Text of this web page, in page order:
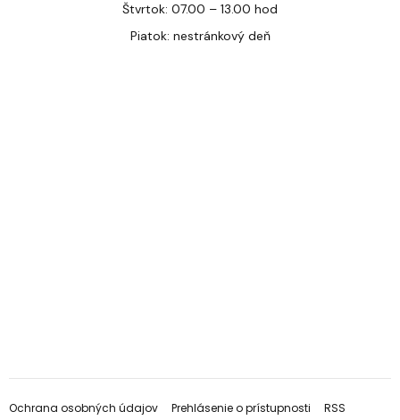
Štvrtok: 07.00 – 13.00 hod
Piatok: nestránkový deň
Ochrana osobných údajov Prehlásenie o prístupnosti RSS